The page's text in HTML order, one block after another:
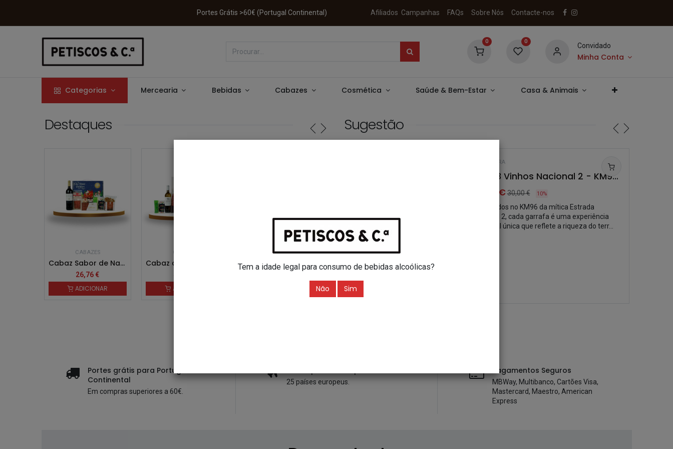
Portes Grátis >60€ (Portugal Continental) Afiliados Campanhas FAQs Sobre Nós Contacte-nos
0 0
Convidado
Minha Conta
Categorias Mercearia Bebidas Cabazes Cosmética Saúde & Bem-Estar Casa & Animais
Destaques
CABAZES
Cabaz Sabor de Natal
26,76 €
ADICIONAR
CABAZES
ADICIONAR
NATAL
Cabaz de Natal Celebração de Sabores
CABAZES
Cabaz de Natal Encantos da Serra
Sugestão
GARRAFEIRA
Pack 3 Vinhos Nacional 2 - KM96 Douro
€30,00€ 10%
Produzidos no KM96 da mítica Estrada
Nacional 2, cada garrafa é uma experiência
sensorial única que reflete a riqueza do terr...
Portes grátis para Portugal
Continental
Em compras superiores a 60€.
25 países europeus.
Pagamentos Seguros
MBWay, Multibanco, Cartões Visa,
Mastercard, Maestro, American
Express
Tem a idade legal para consumo de bebidas alcoólicas?
Não Sim